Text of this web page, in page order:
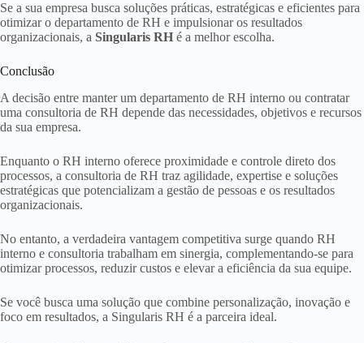
Se a sua empresa busca soluções práticas, estratégicas e eficientes para
otimizar o departamento de RH e impulsionar os resultados
organizacionais, a Singularis RH é a melhor escolha.
Conclusão
A decisão entre manter um departamento de RH interno ou contratar
uma consultoria de RH depende das necessidades, objetivos e recursos
da sua empresa.
Enquanto o RH interno oferece proximidade e controle direto dos
processos, a consultoria de RH traz agilidade, expertise e soluções
estratégicas que potencializam a gestão de pessoas e os resultados
organizacionais.
No entanto, a verdadeira vantagem competitiva surge quando RH
interno e consultoria trabalham em sinergia, complementando-se para
otimizar processos, reduzir custos e elevar a eficiência da sua equipe.
Se você busca uma solução que combine personalização, inovação e
foco em resultados, a Singularis RH é a parceira ideal.